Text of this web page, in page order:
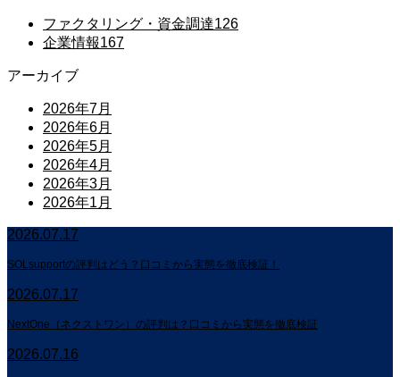
ファクタリング・資金調達126
企業情報167
アーカイブ
2026年7月
2026年6月
2026年5月
2026年4月
2026年3月
2026年1月
2026.07.17
SOLsupportの評判はどう？口コミから実態を徹底検証！
2026.07.17
NextOne（ネクストワン）の評判は？口コミから実態を徹底検証
2026.07.16